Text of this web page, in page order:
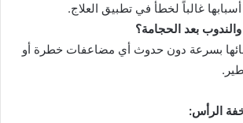
غالباً لخطأ في تطبيق العلاج.
بعد الحجامة؟
بسرعة دون حدوث أي مضاعفات خطرة أو